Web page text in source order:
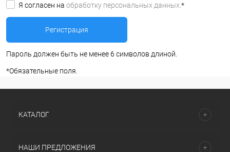
Я согласен на обработку персональных данных. *
Пароль должен быть не менее 6 символов длиной.
*Обязательные поля.
КАТАЛОГ
НАШИ ПРЕДЛОЖЕНИЯ